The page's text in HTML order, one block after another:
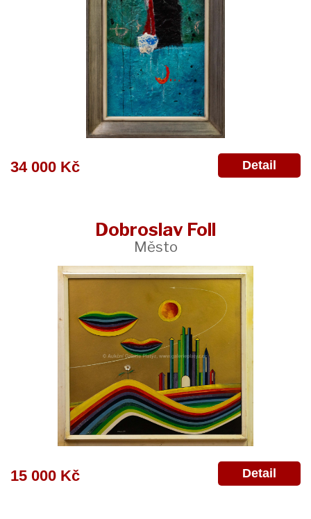
34 000 Kč Detail
Dobroslav Foll
Město
15 000 Kč Detail